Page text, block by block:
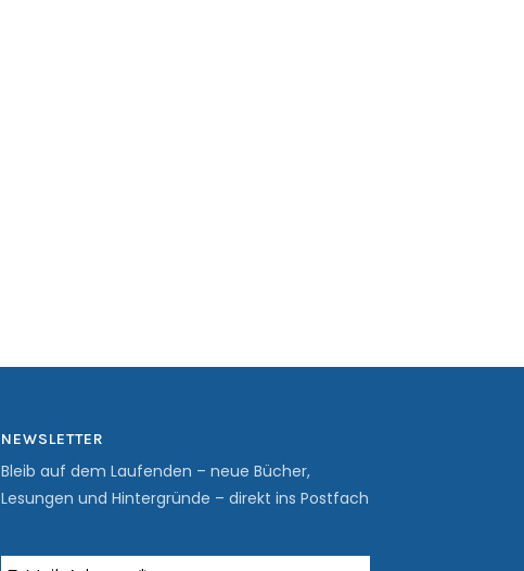
NEWSLETTER
Bleib auf dem Laufenden – neue Bücher,
Lesungen und Hintergründe – direkt ins Postfach